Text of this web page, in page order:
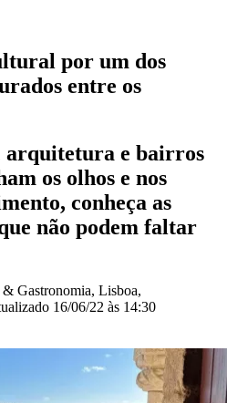
por um dos
entre os
arquitetura e bairros
os olhos e nos
conheça as
não podem faltar
Gastronomia, Lisboa,
16/06/22 às 14:30